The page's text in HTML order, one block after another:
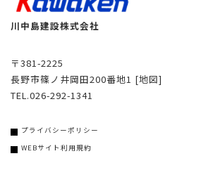
川中島建設株式会社
〒381-2225
長野市篠ノ井岡田200番地1 [地図]
TEL.026-292-1341
プライバシーポリシー
WEBサイト利用規約